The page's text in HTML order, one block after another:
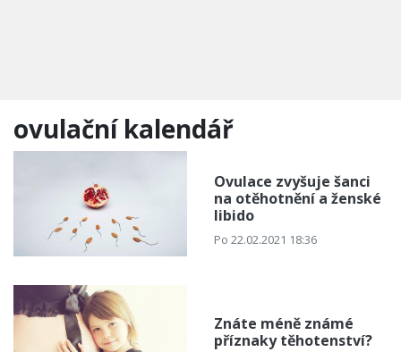
ovulační kalendář
Ovulace zvyšuje šanci
na otěhotnění a ženské
libido
Po 22.02.2021 18:36
Znáte méně známé
příznaky těhotenství?